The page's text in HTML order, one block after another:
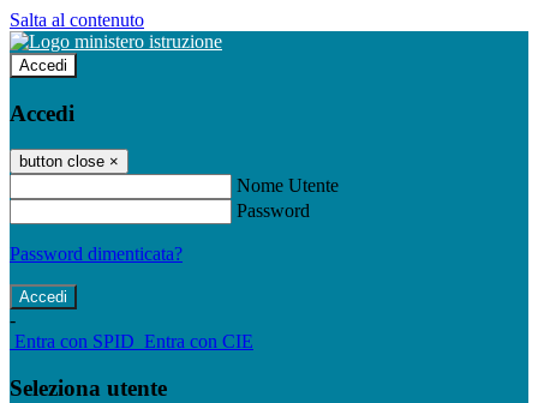
Salta al contenuto
Accedi
Accedi
button close ×
Nome Utente
Password
Password dimenticata?
-
Entra con SPID Entra con CIE
Seleziona utente